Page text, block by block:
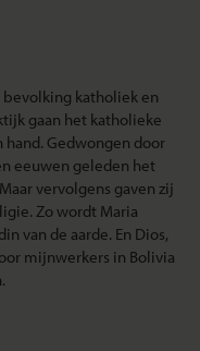
bevolking katholiek en
gaan het katholieke
Gedwongen door
eeuwen geleden het
vervolgens gaven zij
Zo wordt Maria
van de aarde. En Dios,
mijnwerkers in Bolivia